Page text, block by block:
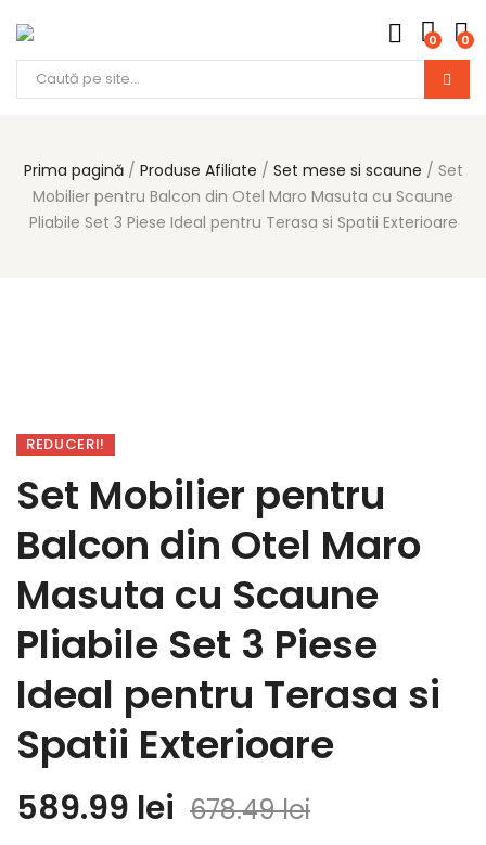
0 0
Prima pagină Produse Afiliate Set mese si scaune
Set
Mobilier pentru Balcon din Otel Maro Masuta cu Scaune
Pliabile Set 3 Piese Ideal pentru Terasa si Spatii Exterioare
REDUCERI!
Set Mobilier pentru
Balcon din Otel Maro
Masuta cu Scaune
Pliabile Set 3 Piese
Ideal pentru Terasa si
Spatii Exterioare
678.49lei
589.99 lei